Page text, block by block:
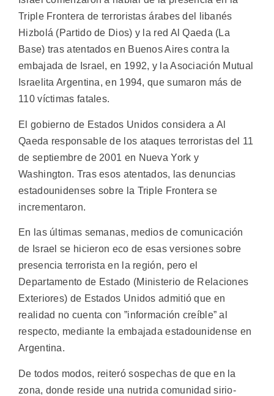
Triple Frontera de terroristas árabes del libanés
Hizbolá (Partido de Dios) y la red Al Qaeda (La
Base) tras atentados en Buenos Aires contra la
embajada de Israel, en 1992, y la Asociación Mutual
Israelita Argentina, en 1994, que sumaron más de
110 víctimas fatales.
El gobierno de Estados Unidos considera a Al
Qaeda responsable de los ataques terroristas del 11
de septiembre de 2001 en Nueva York y
Washington. Tras esos atentados, las denuncias
estadounidenses sobre la Triple Frontera se
incrementaron.
En las últimas semanas, medios de comunicación
de Israel se hicieron eco de esas versiones sobre
presencia terrorista en la región, pero el
Departamento de Estado (Ministerio de Relaciones
Exteriores) de Estados Unidos admitió que en
realidad no cuenta con ”información creíble” al
respecto, mediante la embajada estadounidense en
Argentina.
De todos modos, reiteró sospechas de que en la
zona, donde reside una nutrida comunidad sirio-